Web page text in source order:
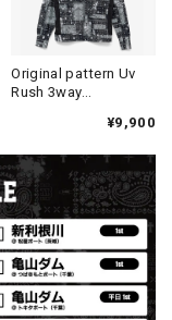
頂きありがとうご
【Seamania】Uv Rush Cool Logo Zip Parka［BLK］［LIMITED］
プで短パンも買
Original pattern Uv
Rush 3way
Black］［LIMITED］
¥9,900